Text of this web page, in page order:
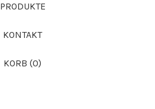
PRODUKTE
KONTAKT
KORB (0)